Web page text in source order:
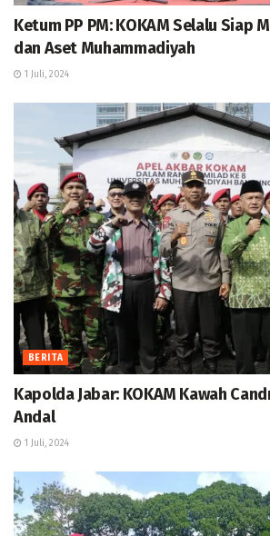
Ketum PP PM: KOKAM Selalu Siap
dan Aset Muhammadiyah
1 Juli, 2024
BERITA
Kapolda Jabar: KOKAM Kawah
Andal
1 Juli, 2024